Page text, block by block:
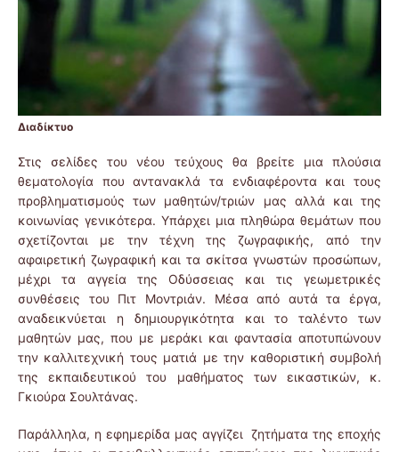
Διαδίκτυο
Στις σελίδες του νέου τεύχους θα βρείτε μια πλούσια
θεματολογία που αντανακλά τα ενδιαφέροντα και τους
προβληματισμούς των μαθητών/τριών μας αλλά και της
κοινωνίας γενικότερα. Υπάρχει μια πληθώρα θεμάτων που
σχετίζονται με την τέχνη της ζωγραφικής, από την
αφαιρετική ζωγραφική και τα σκίτσα γνωστών προσώπων,
μέχρι τα αγγεία της Οδύσσειας και τις γεωμετρικές
συνθέσεις του Πιτ Μοντριάν. Μέσα από αυτά τα έργα,
αναδεικνύεται η δημιουργικότητα και το ταλέντο των
μαθητών μας, που με μεράκι και φαντασία αποτυπώνουν
την καλλιτεχνική τους ματιά με την καθοριστική συμβολή
της εκπαιδευτικού του μαθήματος των εικαστικών, κ.
Γκιούρα Σουλτάνας.
Παράλληλα, η εφημερίδα μας αγγίζει ζητήματα της εποχής